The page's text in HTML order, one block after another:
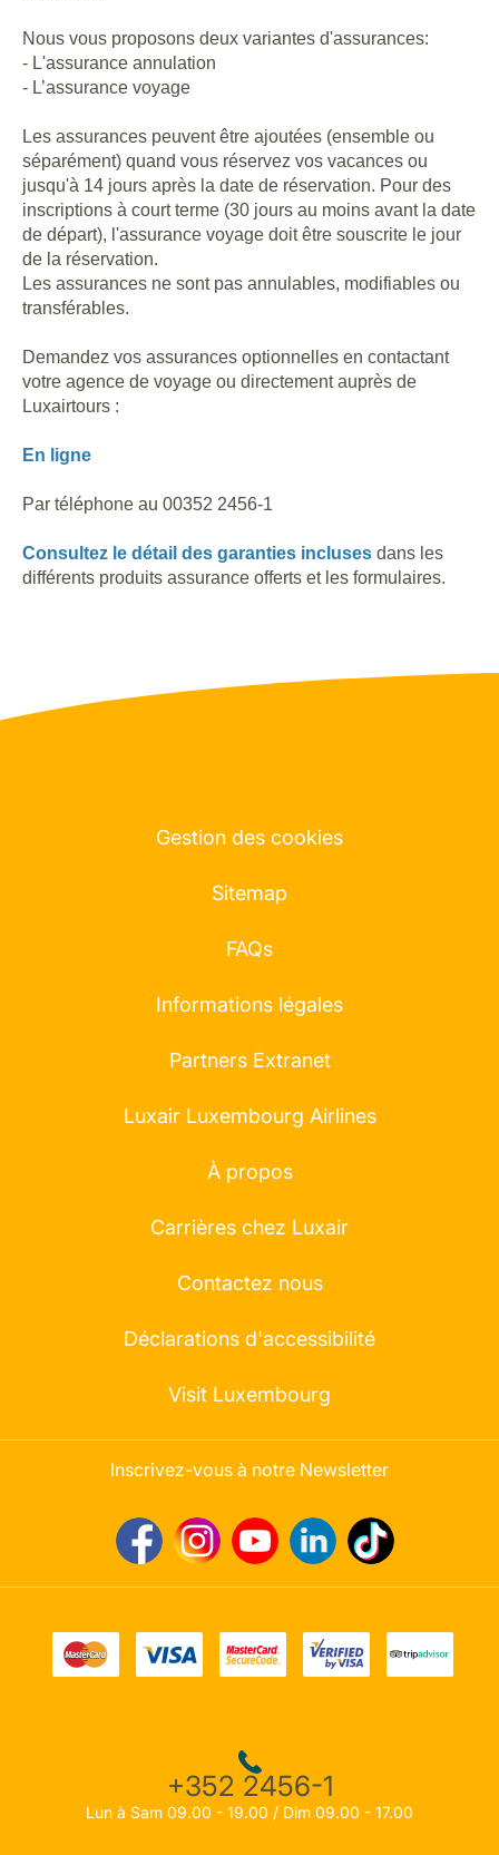
Nous vous proposons deux variantes d'assurances:
- L'assurance annulation
- L’assurance voyage
Les assurances peuvent être ajoutées (ensemble ou
séparément) quand vous réservez vos vacances ou
jusqu'à 14 jours après la date de réservation. Pour des
inscriptions à court terme (30 jours au moins avant la date
de départ), l'assurance voyage doit être souscrite le jour
de la réservation.
Les assurances ne sont pas annulables, modifiables ou
transférables.
Demandez vos assurances optionnelles en contactant
votre agence de voyage ou directement auprès de
Luxairtours :
En ligne
Par téléphone au 00352 2456-1
Consultez le détail des garanties incluses dans les
différents produits assurance offerts et les formulaires.
Gestion des cookies
Sitemap
FAQs
Informations légales
Partners Extranet
Luxair Luxembourg Airlines
À propos
Carrières chez Luxair
Contactez nous
Déclarations d'accessibilité
Visit Luxembourg
Inscrivez-vous à notre Newsletter
+352 2456-1
Lun à Sam 09.00 - 19.00 / Dim 09.00 - 17.00